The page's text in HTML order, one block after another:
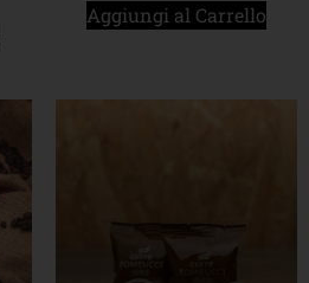
Aggiungi al Carrello